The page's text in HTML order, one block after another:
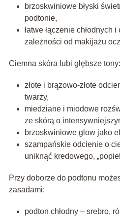
brzoskwiniowe błyski
podtonie,
łatwe łączenie chłodnych
zależności od makijażu
Ciemna skóra lubi głębsze tony:
złote i brązowo-złote
twarzy,
miedziane i miodowe
ze skórą o
brzoskwiniowe glow jako
szampańskie odcienie o
uniknąć kredowego,
Przy doborze do podtonu
zasadami:
podton chłodny – srebro,